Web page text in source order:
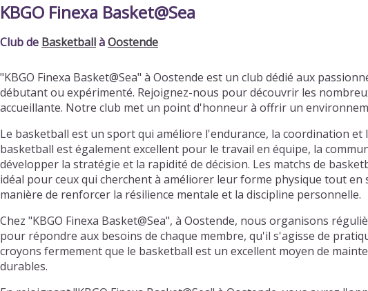
KBGO Finexa Basket@Sea
Club de BasketballàOostende
"KBGO Finexa Basket@Sea" à Oostende est un club dédié aux
débutant ou expérimenté. Rejoignez-nous pour découvrir les
accueillante. Notre club met un point d'honneur à offrir un
Le basketball est un sport qui améliore l'endurance, la coordination
basketball est également excellent pour le travail en équipe, la
développer la stratégie et la rapidité de décision. Les matchs de
idéal pour ceux qui cherchent à améliorer leur forme physique tout
manière de renforcer la résilience mentale et la discipline personnelle.
Chez "KBGO Finexa Basket@Sea", à Oostende, nous organisons
pour répondre aux besoins de chaque membre, qu'il s'agisse de
croyons fermement que le basketball est un excellent moyen de
durables.